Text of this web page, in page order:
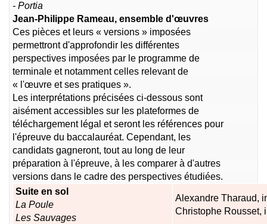
- Portia
Jean-Philippe Rameau, ensemble d'œuvres
Ces pièces et leurs « versions » imposées
permettront d'approfondir les différentes
perspectives imposées par le programme de
terminale et notamment celles relevant de
« l'œuvre et ses pratiques ».
Les interprétations précisées ci-dessous sont
aisément accessibles sur les plateformes de
téléchargement légal et seront les références pour
l'épreuve du baccalauréat. Cependant, les
candidats gagneront, tout au long de leur
préparation à l'épreuve, à les comparer à d'autres
versions dans le cadre des perspectives étudiées.
Suite en sol
La Poule
Les Sauvages
Alexandre Tharaud,
Christophe Rousset,